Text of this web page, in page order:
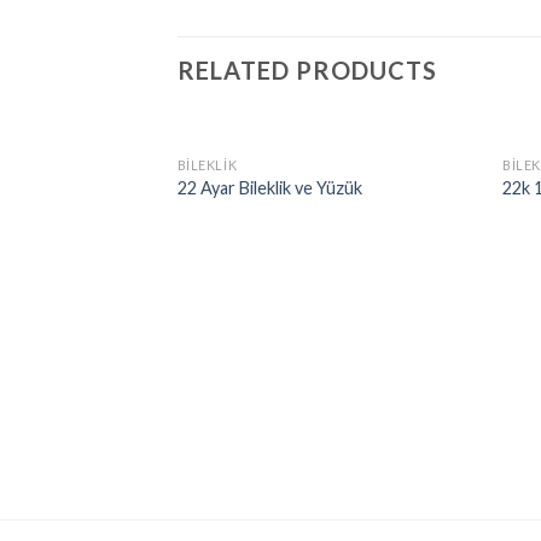
RELATED PRODUCTS
BILEKLIK
22 Ayar Bileklik ve Yüzük 22k